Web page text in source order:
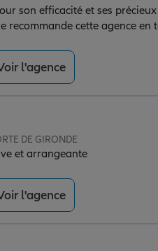
son efficacité et ses
recommande cette agence en
l'agence
DE GIRONDE
et arrangeante
l'agence